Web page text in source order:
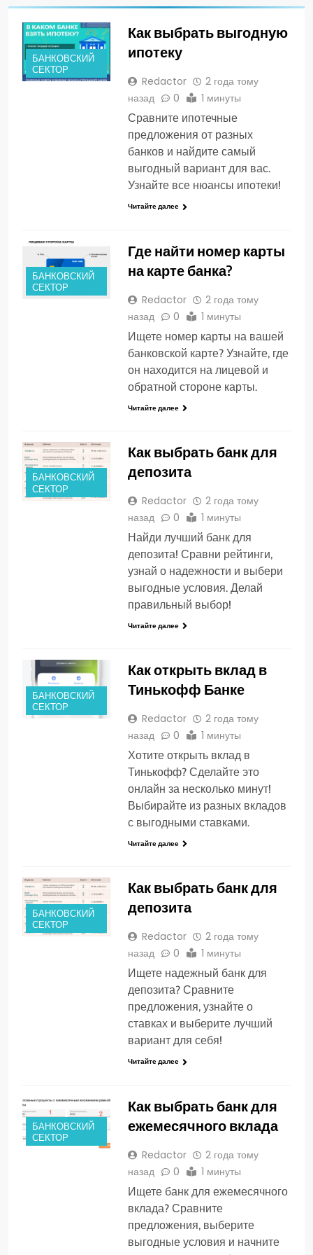
БАНКОВСКИЙ
СЕКТОР
Как выбрать выгодную
ипотеку
Redactor
2 года тому
назад
0 1 минуты
Сравните ипотечные
предложения от разных
банков и найдите самый
выгодный вариант для вас.
Узнайте все нюансы ипотеки!
Читайте далее
БАНКОВСКИЙ
СЕКТОР
Где найти номер карты
на карте банка?
Redactor
2 года тому
назад
0 1 минуты
Ищете номер карты на вашей
банковской карте? Узнайте, где
он находится на лицевой и
обратной стороне карты.
Читайте далее
БАНКОВСКИЙ
СЕКТОР
Как выбрать банк для
депозита
Redactor
2 года тому
назад
0 1 минуты
Найди лучший банк для
депозита! Сравни рейтинги,
узнай о надежности и выбери
выгодные условия. Делай
правильный выбор!
Читайте далее
БАНКОВСКИЙ
СЕКТОР
Как открыть вклад в
Тинькофф Банке
Redactor
2 года тому
назад
0 1 минуты
Хотите открыть вклад в
Тинькофф? Сделайте это
онлайн за несколько минут!
Выбирайте из разных вкладов
с выгодными ставками.
Читайте далее
БАНКОВСКИЙ
СЕКТОР
Как выбрать банк для
депозита
Redactor
2 года тому
назад
0 1 минуты
Ищете надежный банк для
депозита? Сравните
предложения, узнайте о
ставках и выберите лучший
вариант для себя!
Читайте далее
БАНКОВСКИЙ
СЕКТОР
Как выбрать банк для
ежемесячного вклада
Redactor
2 года тому
назад
0 1 минуты
Ищете банк для ежемесячного
вклада? Сравните
предложения, выберите
выгодные условия и начните